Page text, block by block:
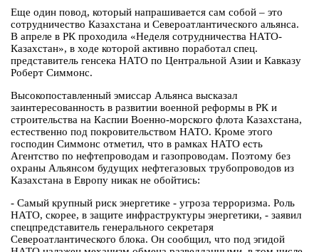
Еще один повод, который напрашивается сам собой – это
сотрудничество Казахстана и Североатлантического альянса.
В апреле в РК проходила «Неделя сотрудничества НАТО-
Казахстан», в ходе которой активно поработал спец.
представитель генсека НАТО по Центральной Азии и Кавказу
Роберт Симмонс.
Высокопоставленный эмиссар Альянса высказал
заинтересованность в развитии военной реформы в РК и
строительства на Каспии Военно-морского флота Казахстана,
естественно под покровительством НАТО. Кроме этого
господин Симмонс отметил, что в рамках НАТО есть
Агентство по нефтепроводам и газопроводам. Поэтому без
охраны Альянсом будущих нефтегазовых трубопроводов из
Казахстана в Европу никак не обойтись:
- Самый крупный риск энергетике - угроза терроризма. Роль
НАТО, скорее, в защите инфраструктуры энергетики, - заявил
спецпредставитель генерального секретаря
Североатлантического блока. Он сообщил, что под эгидой